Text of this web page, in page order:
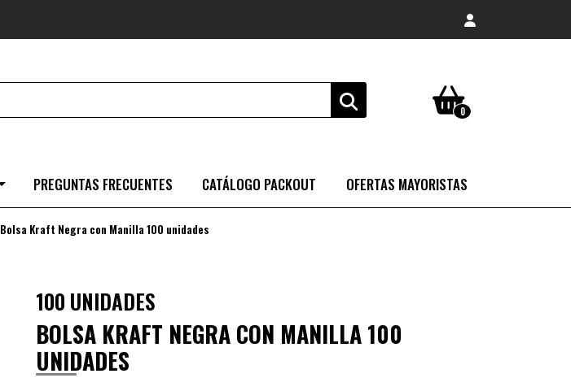
0
PREGUNTAS FRECUENTES CATÁLOGO PACKOUT OFERTAS MAYORISTAS
Bolsa Kraft Negra con Manilla 100 unidades
100 UNIDADES
BOLSA KRAFT NEGRA CON MANILLA 100
UNIDADES